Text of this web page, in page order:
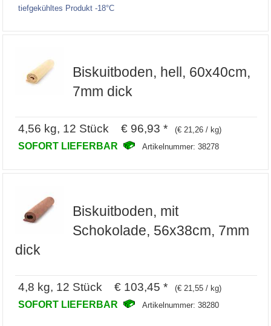
tiefgekühltes Produkt -18°C
Biskuitboden, hell, 60x40cm,
7mm dick
4,56 kg, 12 Stück € 96,93 * (€ 21,26 / kg)
SOFORT LIEFERBAR Artikelnummer: 38278
Biskuitboden, mit
Schokolade, 56x38cm, 7mm
dick
4,8 kg, 12 Stück € 103,45 * (€ 21,55 / kg)
SOFORT LIEFERBAR Artikelnummer: 38280